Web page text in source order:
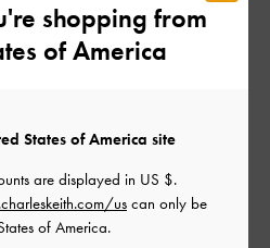
に即購入しました笑
の色が輝いて見えました❤️‍🔥
かったです☺️
） |カラー: その他
shopping from
of America
States of America site
are displayed in US $.
uscan only be
of America.